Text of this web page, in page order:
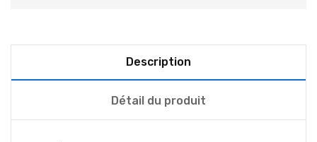
Description
Détail du produit